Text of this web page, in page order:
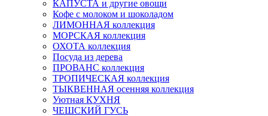
КАПУСТА и другие овощи
Кофе с молоком и шоколадом
ЛИМОННАЯ коллекция
МОРСКАЯ коллекция
ОХОТА коллекция
Посуда из дерева
ПРОВАНС коллекция
ТРОПИЧЕСКАЯ коллекция
ТЫКВЕННАЯ осенняя коллекция
Уютная КУХНЯ
ЧЕШСКИЙ ГУСЬ